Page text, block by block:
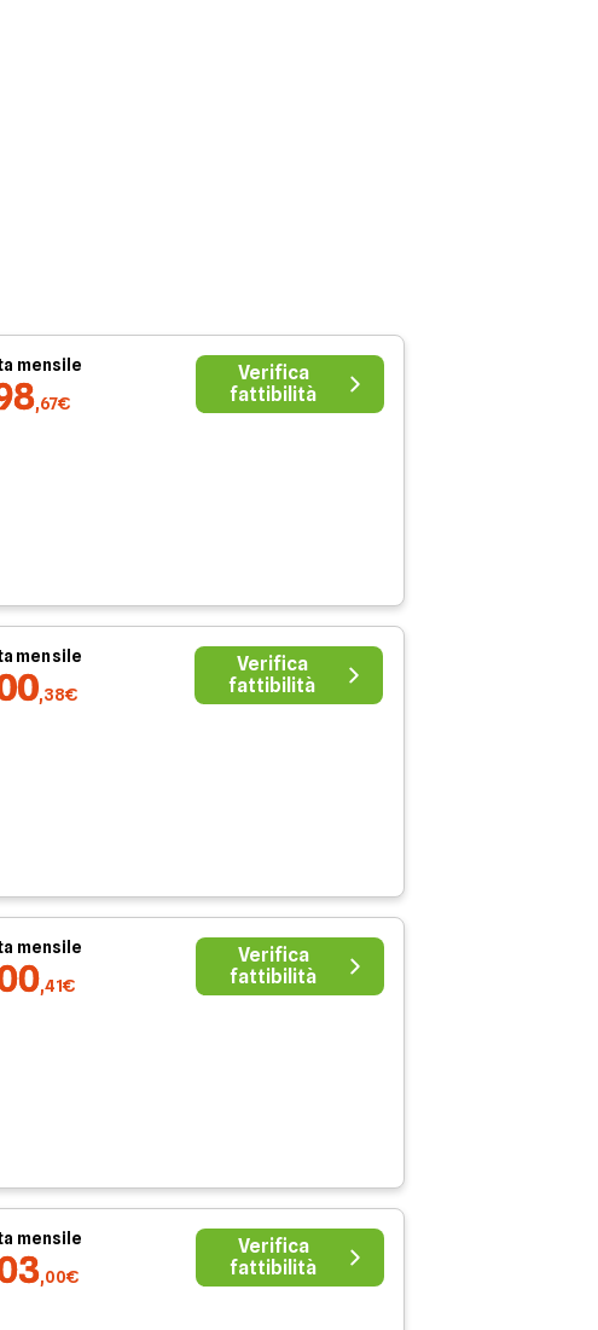
mensile
,67€
Verifica
fattibilità
mensile
,38€
Verifica
fattibilità
mensile
,41€
Verifica
fattibilità
mensile
,00€
Verifica
fattibilità